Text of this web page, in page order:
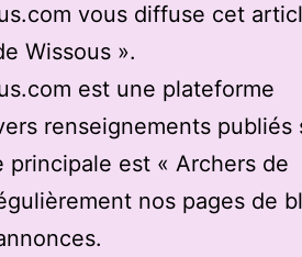
vous diffuse cet
Wissous ».
est une plateforme
renseignements publiés
est « Archers de
nos pages de